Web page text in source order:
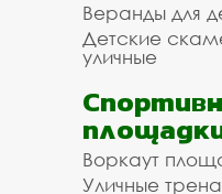
Веранды для
Детские
уличные
Воркаут
Уличные